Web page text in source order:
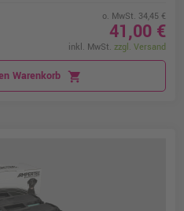
o. MwSt. 34,45 €
41,00 €
inkl. MwSt. zzgl. Versand
Warenkorb shopping_cart